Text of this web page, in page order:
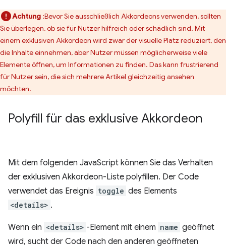
Achtung :Bevor Sie ausschließlich Akkordeons verwenden, sollten
Sie überlegen, ob sie für Nutzer hilfreich oder schädlich sind. Mit
einem exklusiven Akkordeon wird zwar der visuelle Platz reduziert, den
die Inhalte einnehmen, aber Nutzer müssen möglicherweise viele
Elemente öffnen, um Informationen zu finden. Das kann frustrierend
für Nutzer sein, die sich mehrere Artikel gleichzeitig ansehen
möchten.
Polyfill für das exklusive Akkordeon
Mit dem folgenden JavaScript können Sie das Verhalten
der exklusiven Akkordeon-Liste polyfillen. Der Code
verwendet das Ereignis toggle des Elements
<details> .
Wenn ein <details> -Element mit einem name geöffnet
wird, sucht der Code nach den anderen geöffneten